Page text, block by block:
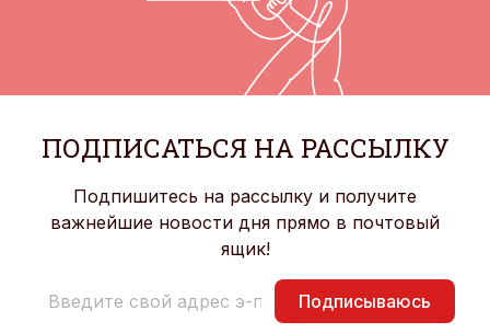
ПОДПИСАТЬСЯ НА РАССЫЛКУ
Подпишитесь на рассылку и получите
важнейшие новости дня прямо в почтовый
ящик!
Подписываюсь